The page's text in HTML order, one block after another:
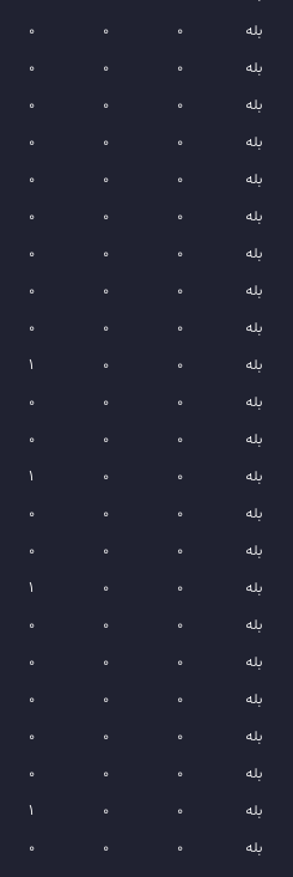
بله 0
0
0
بله 0
0
0
بله 0
0
0
بله 0
0
0
بله 0
0
0
بله 0
0
0
بله 0
0
0
بله 0
0
0
بله 0
0
0
بله 0
0
1
بله 0
0
0
بله 0
0
0
بله 0
0
1
بله 0
0
0
بله 0
0
0
بله 0
0
1
بله 0
0
0
بله 0
0
0
بله 0
0
0
بله 0
0
0
بله 0
0
0
بله 0
0
1
بله 0
0
0